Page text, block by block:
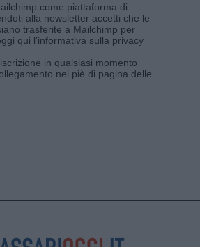
come piattaforma di
alla newsletter accetti che le
trasferite a Mailchimp per
qui l'informativa sulla privacy
in qualsiasi momento
nel piè di pagina delle